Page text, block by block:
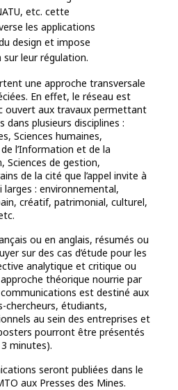
etc. cette
les applications
design et impose
sur leur régulation.
une approche transversale
En effet, le réseau est
ouvert aux travaux permettant
dans plusieurs disciplines :
Sciences humaines,
l’Information et de la
Sciences de gestion,
de la cité que l’appel invite à
: environnemental,
créatif, patrimonial, culturel,
ou en anglais, résumés ou
sur des cas d’étude pour les
analytique et critique ou
théorique nourrie par
communications est destiné aux
chercheurs, étudiants,
au sein des entreprises et
pourront être présentés
minutes).
seront publiées dans le
aux Presses des Mines.